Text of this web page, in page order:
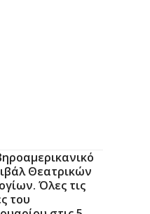
Θεατρικών
Όλες τις
του